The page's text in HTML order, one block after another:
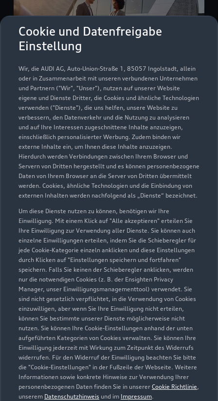
Cookie und Datenfreigabe
Einstellung
Wir, die AUDI AG, Auto-Union-Straße 1, 85057 Ingolstadt, allein
oder in Zusammenarbeit mit unseren verbundenen Unternehmen
und Partnern ("Wir", "Unser"), nutzen auf unserer Website
eigene und Dienste Dritter, die Cookies und ähnliche Technologien
verwenden ("Dienste"), die uns helfen, unsere Website zu
verbessern, den Datenverkehr und die Nutzung zu analysieren
und auf Ihre Interessen zugeschnittene Inhalte anzuzeigen,
einschließlich personalisierter Werbung. Zudem binden wir
externe Inhalte ein, um Ihnen diese Inhalte anzuzeigen.
Hierdurch werden Verbindungen zwischen Ihrem Browser und
Servern von Dritten hergestellt und es können personenbezogene
Daten von Ihrem Browser an die Server von Dritten übermittelt
werden. Cookies, ähnliche Technologien und die Einbindung von
externen Inhalten werden nachfolgend als „Dienste“ bezeichnet.
Um diese Dienste nutzen zu können, benötigen wir Ihre
Einwilligung. Mit einem Klick auf "Alle akzeptieren" erteilen Sie
Ihre Einwilligung zur Verwendung aller Dienste. Sie können auch
einzelne Einwilligungen erteilen, indem Sie die Schieberegler für
jede Cookie-Kategorie einzeln anklicken und diese Einstellungen
durch Klicken auf "Einstellungen speichern und fortfahren"
speichern. Falls Sie keinen der Schieberegler anklicken, werden
nur die notwendigen Cookies (z. B. der Ensighten Privacy
Manager, unser Einwilligungsmanagementtool) verwendet. Sie
sind nicht gesetzlich verpflichtet, in die Verwendung von Cookies
einzuwilligen, aber wenn Sie Ihre Einwilligung nicht erteilen,
können Sie bestimmte unserer Dienste möglicherweise nicht
nutzen. Sie können Ihre Cookie-Einstellungen anhand der unten
aufgeführten Kategorien von Cookies verwalten. Sie können Ihre
Einwilligung jederzeit mit Wirkung zum Zeitpunkt des Widerrufs
widerrufen. Für den Widerruf der Einwilligung beachten Sie bitte
die "Cookie-Einstellungen" in der Fußzeile der Webseite. Weitere
Informationen sowie konkrete Hinweise zur Verwendung Ihrer
personenbezogenen Daten finden Sie in unserer Cookie Richtlinie,
unserem Datenschutzhinweis und im Impressum.
Kasseler Straße 45 - 47
99974 Mühlhausen
03601 48500
info@albertsmeyer.com
Kontaktdaten herunterladen
Öffnungszeiten
Verkauf
Geöffnet bis18:00
Service
Geöffnet bis18:00